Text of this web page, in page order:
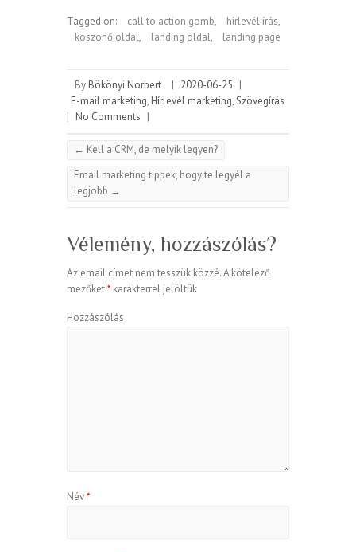
Tagged on: call to action gomb, hírlevél írás,
köszönő oldal, landing oldal, landing page
By Bökönyi Norbert | 2020-06-25 |
E-mail marketing, Hírlevél marketing,Szövegírás
| No Comments |
← Kell a CRM, de melyik legyen?
Email marketing tippek, hogy te legyél a
legjobb →
Vélemény, hozzászólás?
Az email címet nem tesszük közzé.A kötelező
mezőket* karakterrel jelöltük
Hozzászólás
Név*